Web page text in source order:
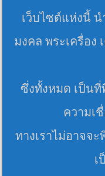
เว็บไซต์แห่งนี้ น
มงคล พระเครื่อง
ซึ่งทั้งหมด เป็นที่
ความเ
ทางเราไม่อาจจ
เ